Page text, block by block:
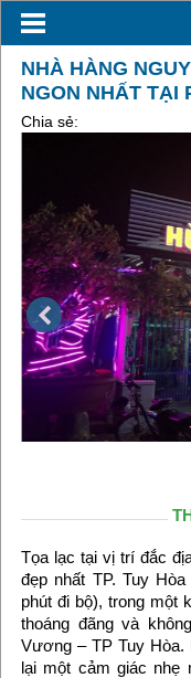
NHÀ HÀNG
NGON NHẤT TẠI
Chia sẻ:
Tọa lạc tại vị trí đắc
đẹp nhất TP. Tuy
phút đi bộ), trong một
thoáng đãng và
Vương – TP Tuy Hòa.
lại một cảm giác nhẹ